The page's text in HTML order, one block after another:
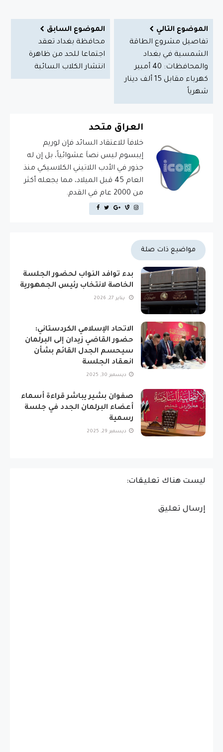
الموضوع التالي
تفاصيل مشروع الطاقة
الشمسية في بغداد
والمحافظات: 40 أمبير
كهرباء مقابل 15 ألف دينار
شهرياً
الموضوع السابق
محافظة بغداد تعقد
اجتماعا للحد من ظاهرة
انتشار الكلاب السائبة
العراق متحد
خلافاَ للاعتقاد السائد فإن لوريم
إيبسوم ليس نصاَ عشوائياً، بل إن له
جذور في الأدب اللاتيني الكلاسيكي منذ
العام 45 قبل الميلاد، مما يجعله أكثر
من 2000 عام في القدم.
مواضيع ذات صلة
بدء توافد النواب لحضور الجلسة
الخاصة لانتخاب رئيس الجمهورية
يناير 27, 2026
الاتحاد الإسلامي الكردستاني:
حضور القاضي زيدان إلى البرلمان
سيحسم الجدل القائم بشأن
انعقاد الجلسة
ديسمبر 30, 2025
صفوان بشير يباشر قراءة أسماء
أعضاء البرلمان الجدد في جلسة
رسمية
ديسمبر 29, 2025
ليست هناك تعليقات:
إرسال تعليق